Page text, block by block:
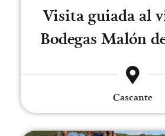
Visita guiada al
Bodegas Malón
Cascante